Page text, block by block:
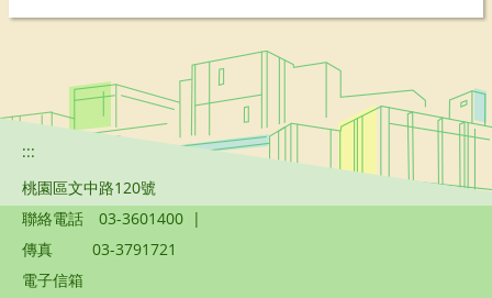
:::
桃園區文中路120號
聯絡電話
03-3601400 |
傳真
03-3791721
電子信箱